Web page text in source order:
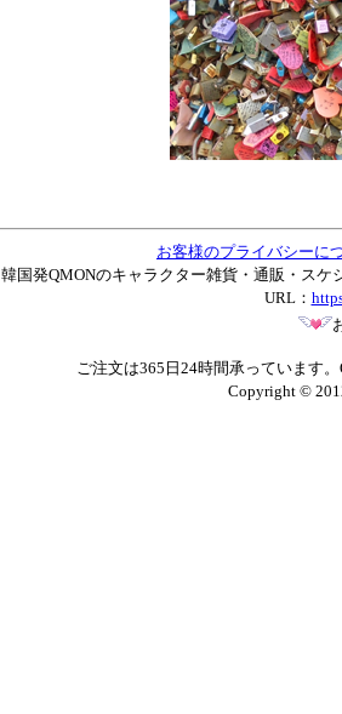
お客様のプライバシーに
韓国発QMONのキャラクター雑貨・通販・スケ
URL：
ご注文は365日24時間承っています
Copyright ©